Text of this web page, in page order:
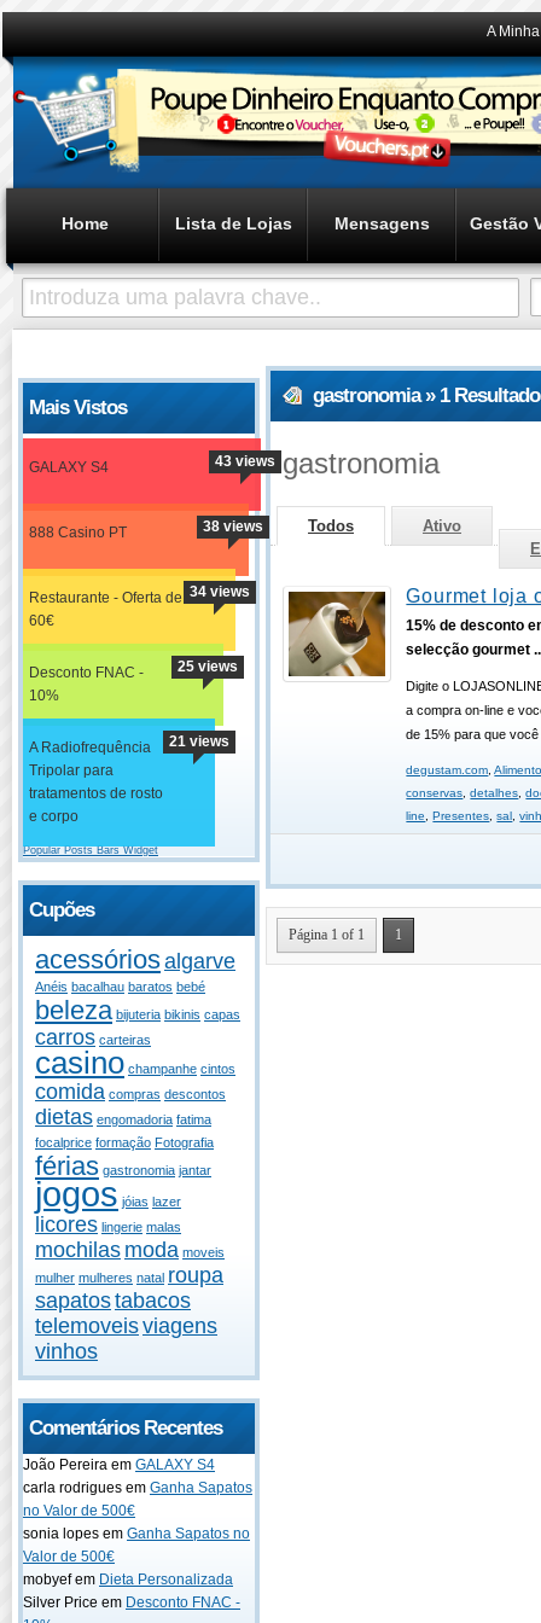
A
Home Lista de Lojas Mensagens Gestão
Mais Vistos
GALAXY S4 43 views
888 Casino PT 38 views
Restaurante - Oferta de
60€
34 views
Desconto FNAC -
10%
25 views
A Radiofrequência
Tripolar para
tratamentos de rosto
e corpo
21 views
Popular Posts Bars Widget
Cupões
acessóriosalgarve
Anéis bacalhau baratos bebé
beleza bijuteria bikinis capas
carros carteiras
casino champanhe cintos
comida compras descontos
dietas engomadoria fatima
focalprice formação Fotografia
férias gastronomia jantar
jogos jóias lazer
licores lingerie malas
mochilas moda moveis
mulher mulheres natal roupa
sapatostabacos
telemoveisviagens
vinhos
Comentários Recentes
João Pereira em GALAXY S4
carla rodrigues em Ganha Sapatos
no Valor de 500€
sonia lopes em Ganha Sapatos no
Valor de 500€
mobyef em Dieta Personalizada
Silver Price em Desconto FNAC -
gastronomia » 1
gastronomia
Todos
Ativo
Gourmet loja
15% de desconto
selecção gourmet
Digite o
a compra on-line e
de 15% para que
degustam.com ,
conservas ,detalhes ,
line
,Presentes ,sal ,
Página 1 of 1 1